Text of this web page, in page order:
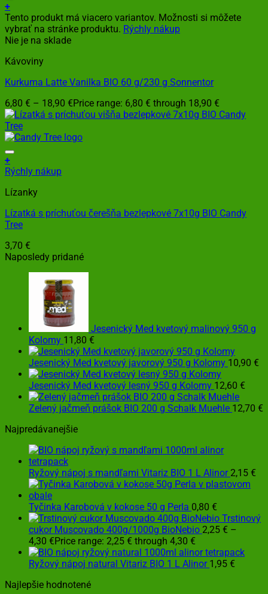
+
Tento produkt má viacero variantov. Možnosti si môžete
vybrať na stránke produktu. Rýchly nákup
Nie je na sklade
Kávoviny
Kurkuma Latte Vanilka BIO 60 g/230 g Sonnentor
6,80 € – 18,90 €Price range: 6,80 € through 18,90 €
+
Rýchly nákup
Lízanky
Lízatká s príchuťou čerešňa bezlepkové 7x10g BIO Candy
Tree
3,70 €
Naposledy pridané
Jesenický Med kvetový malinový 950 g
Kolomy 11,80 €
Jesenický Med kvetový javorový 950 g Kolomy 10,90 €
Jesenický Med kvetový lesný 950 g Kolomy 12,60 €
Zelený jačmeň prášok BIO 200 g Schalk Muehle 12,70 €
Najpredávanejšie
Ryžový nápoj s mandľami Vitariz BIO 1 L Alinor 2,15 €
Tyčinka Karobová v kokose 50 g Perla 0,80 €
Trstinový
cukor Muscovado 400g/1000g BioNebio 2,25 € –
4,30 €Price range: 2,25 € through 4,30 €
Ryžový nápoj natural Vitariz BIO 1 L Alinor 1,95 €
Najlepšie hodnotené